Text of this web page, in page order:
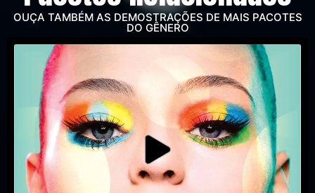
OUÇA TAMBÉM AS DEMOSTRAÇÕES DE MAIS PACOTES
DO GÊNERO